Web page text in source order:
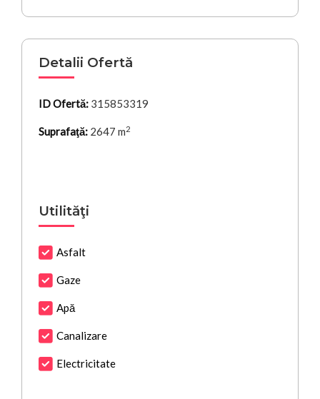
Detalii Ofertă
ID Ofertă: 315853319
Suprafaţă: 2647 m2
Utilităţi
Asfalt
Gaze
Apă
Canalizare
Electricitate